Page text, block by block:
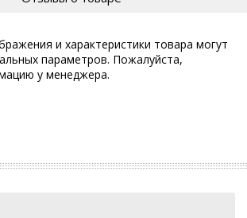
и характеристики товара могут
параметров. Пожалуйста,
у менеджера.